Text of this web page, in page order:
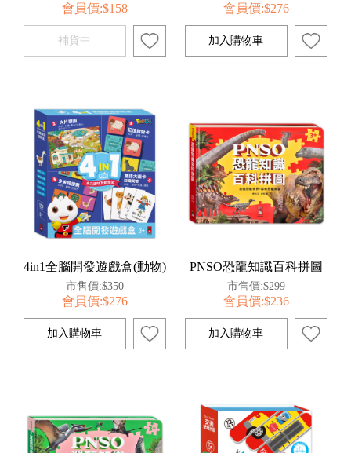
會員價:$158 會員價:$276
4in1全腦開發遊戲盒(動物)
市售價:$350
會員價:$276
PNSO恐龍知識百科拼圖
市售價:$299
會員價:$236